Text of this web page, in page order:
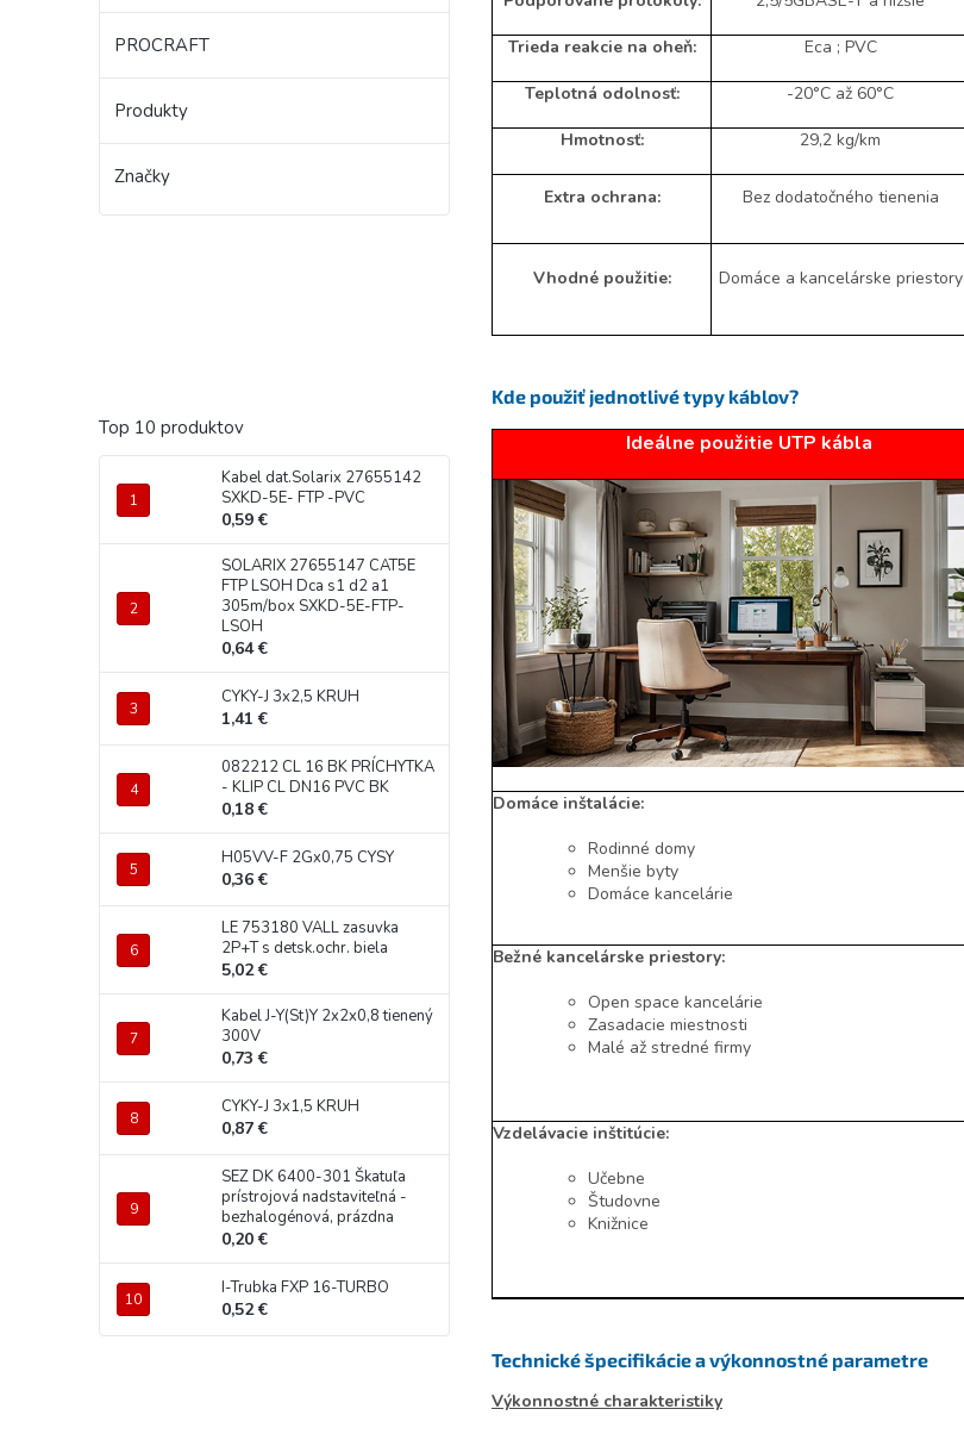
PROCRAFT
Produkty
Značky
Top 10 produktov
Kabel dat.Solarix 27655142
SXKD-5E- FTP -PVC
0,59 €
SOLARIX 27655147 CAT5E
FTP LSOH Dca s1 d2 a1
305m/box SXKD-5E-FTP-
LSOH
0,64 €
CYKY-J 3x2,5 KRUH
1,41 €
082212 CL 16 BK PRÍCHYTKA
- KLIP CL DN16 PVC BK
0,18 €
H05VV-F 2Gx0,75 CYSY
0,36 €
LE 753180 VALL zasuvka
2P+T s detsk.ochr. biela
5,02 €
Kabel J-Y(St)Y 2x2x0,8 tienený
300V
0,73 €
CYKY-J 3x1,5 KRUH
0,87 €
SEZ DK 6400-301 Škatuľa
prístrojová nadstaviteľná -
bezhalogénová, prázdna
0,20 €
I-Trubka FXP 16-TURBO
0,52 €
Trieda reakcie na oheň: Eca ; PVC
Teplotná odolnosť: -20°C až 60°C
Hmotnosť: 29,2 kg/km
Extra ochrana: Bez dodatočného tienenia
Vhodné použitie: Domáce a kancelárske priestory
Kde použiť jednotlivé typy káblov?
Ideálne použitie UTP kábla
Domáce inštalácie:
Rodinné domy
Menšie byty
Domáce kancelárie
Bežné kancelárske priestory:
Open space kancelárie
Zasadacie miestnosti
Malé až stredné firmy
Vzdelávacie inštitúcie:
Učebne
Študovne
Knižnice
Technické špecifikácie a výkonnostné parametre
Výkonnostné charakteristiky